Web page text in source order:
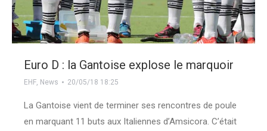
Euro D : la Gantoise explose le marquoir
EHF, News 20/05/18 18:25
La Gantoise vient de terminer ses rencontres de poule
en marquant 11 buts aux Italiennes d’Amsicora. C’était